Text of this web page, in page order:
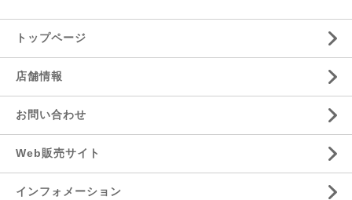
トップページ
店舗情報
お問い合わせ
Web販売サイト
インフォメーション